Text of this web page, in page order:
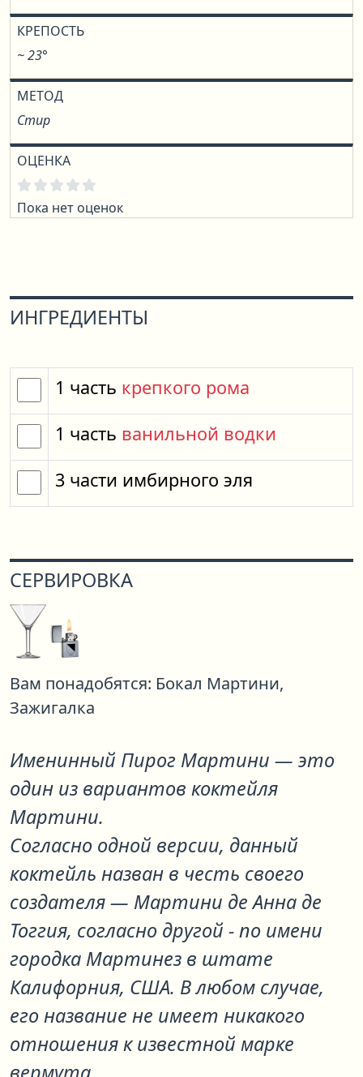
КРЕПОСТЬ
~ 23°
МЕТОД
Стир
ОЦЕНКА
Пока нет оценок
ИНГРЕДИЕНТЫ
1 часть крепкого рома
1 часть ванильной водки
3 части имбирного эля
СЕРВИРОВКА
Вам понадобятся: Бокал Мартини,
Зажигалка
Именинный Пирог Мартини — это
один из вариантов коктейля
Мартини.
Согласно одной версии, данный
коктейль назван в честь своего
создателя — Мартини де Анна де
Тоггия, согласно другой - по имени
городка Мартинез в штате
Калифорния, США. В любом случае,
его название не имеет никакого
отношения к известной марке